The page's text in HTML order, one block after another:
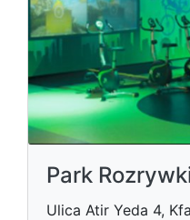
Park
Ulica Atir Yeda 4,